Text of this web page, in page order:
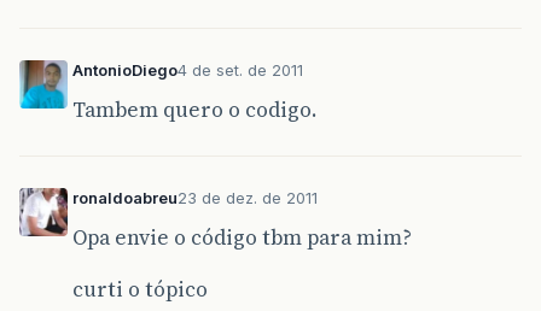
AntonioDiego4 de set. de 2011
Tambem quero o codigo.
ronaldoabreu23 de dez. de 2011
Opa envie o código tbm para mim?
curti o tópico